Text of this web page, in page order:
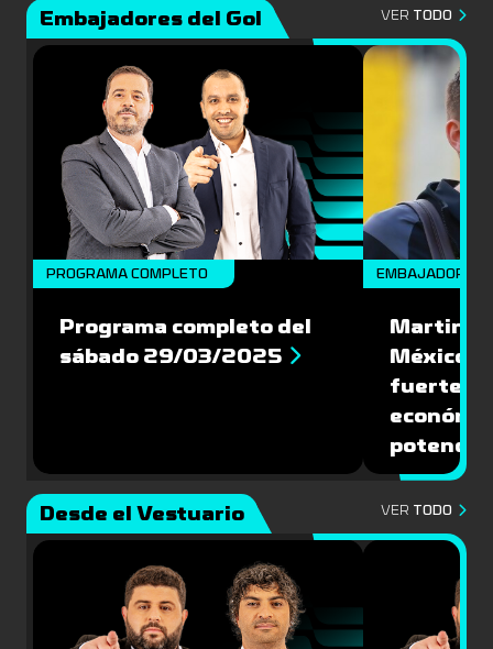
Embajadores del Gol VER TODO
PROGRAMA COMPLETO
Programa completo del
sábado 29/03/2025
EMBAJADORES
Martin
México:
fuerte
Desde el Vestuario VER TODO